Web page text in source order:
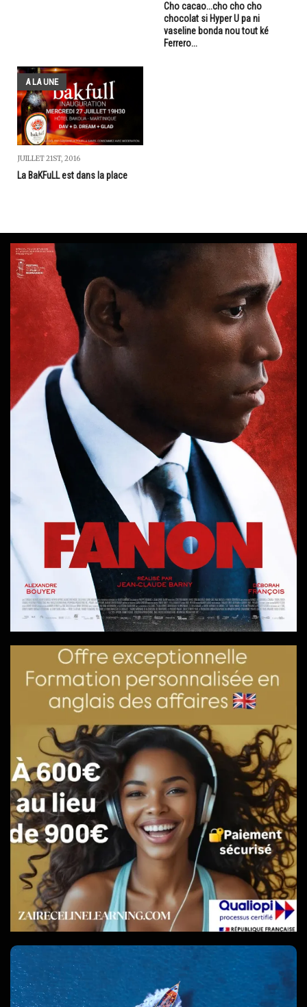
Cho cacao...cho cho cho
chocolat si Hyper U pa ni
vaseline bonda nou tout ké
Ferrero...
A LA UNE
JUILLET 21ST, 2016
La BaKFuLL est dans la place